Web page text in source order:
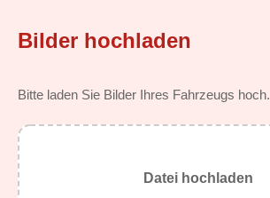
Bilder hochladen
Bitte laden Sie Bilder Ihres Fahrzeugs hoch.
Datei hochladen